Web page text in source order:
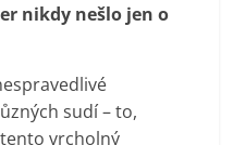
nikdy nešlo jen o
sudí – to,
vrcholný